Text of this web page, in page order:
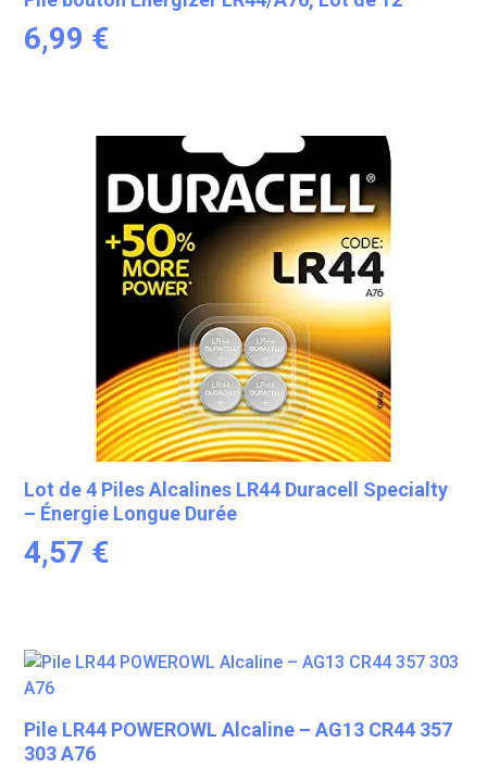
6,99 €
Lot de 4 Piles Alcalines LR44 Duracell Specialty
– Énergie Longue Durée
4,57 €
Pile LR44 POWEROWL Alcaline – AG13 CR44 357
303 A76